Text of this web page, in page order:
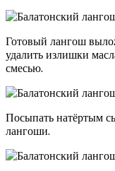
Готовый лангош
удалить излишки
смесью.
Посыпать натёртым
лангоши.